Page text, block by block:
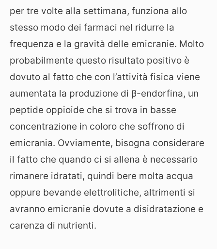
per tre volte alla settimana, funziona allo
stesso modo dei farmaci nel ridurre la
frequenza e la gravità delle emicranie. Molto
probabilmente questo risultato positivo è
dovuto al fatto che con l’attività fisica viene
aumentata la produzione di β-endorfina, un
peptide oppioide che si trova in basse
concentrazione in coloro che soffrono di
emicrania. Ovviamente, bisogna considerare
il fatto che quando ci si allena è necessario
rimanere idratati, quindi bere molta acqua
oppure bevande elettrolitiche, altrimenti si
avranno emicranie dovute a disidratazione e
carenza di nutrienti.